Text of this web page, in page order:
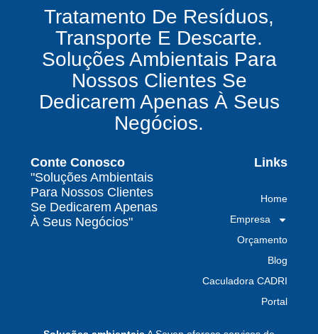
vê oportunidades bilionárias esperando para
serem exploradas.
O que uma empresa de gestão de resíduos
químicos precisa fazer para garantir segurança
e conformidade legal no Brasil
Como uma empresa de gestão de resíduos
contaminados protege o meio ambiente e
Por que contratar uma empresa de gestão de
resíduos classe I é fundamental para sua
indústria
Por que escolher uma empresa de
gerenciamento de resíduos especializada é
Tratamento De Resíduos,
Transporte E Descarte.
Soluções Ambientais Para
Nossos Clientes Se
Dedicarem Apenas À Seus
Negócios.
Conte Conosco
"Soluções Ambientais
Para Nossos Clientes
Se Dedicarem Apenas
À Seus Negócios"
Links
Home
Empresa
Orçamento
Blog
Caculadora CADRI
Portal